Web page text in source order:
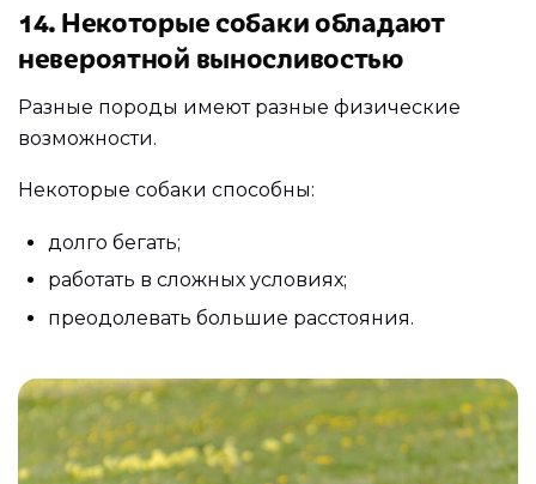
14. Некоторые собаки обладают
невероятной выносливостью
Разные породы имеют разные физические
возможности.
Некоторые собаки способны:
долго бегать;
работать в сложных условиях;
преодолевать большие расстояния.